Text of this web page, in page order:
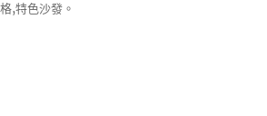
,特色沙發。